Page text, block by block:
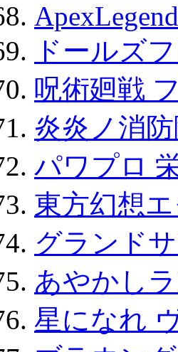
ドールズ
呪術廻戦
炎炎ノ消
パワプロ
東方幻想
グランド
あやかし
星になれ